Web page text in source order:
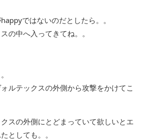
ではないのだとしたら。。
の中へ入ってきてね。。
ルテックスの外側から攻撃をかけてこ
スの外側にとどまっていて欲しいとエ
としても。。